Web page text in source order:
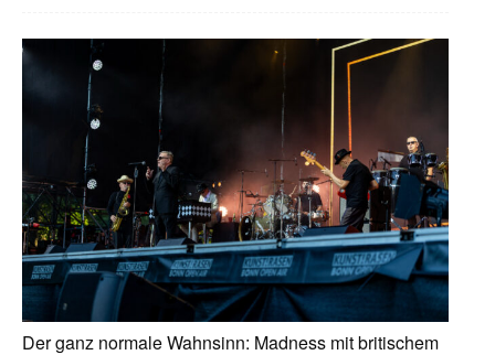
Der ganz normale Wahnsinn: Madness mit britischem